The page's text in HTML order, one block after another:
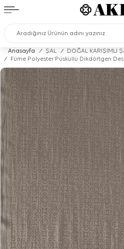
Anasayfa / ŞAL /
DOĞAL KARIŞIMLI
/
Füme Polyester Püsküllü Dikdörtgen